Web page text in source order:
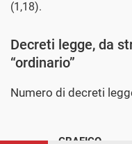
(1,18).
Decreti legge, da
“ordinario”
Numero di decreti
GRAFICO